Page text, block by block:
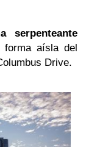
serpenteante
forma aísla del
Drive.